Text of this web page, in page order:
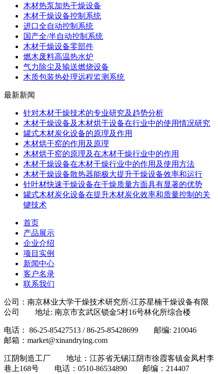
木材热泵加热干燥设备
木材干燥设备控制系统
进口全自动控制系统
国产全/半自动控制系统
木材干燥设备零部件
燃木废料高温热水炉
气力除尘及输送燃烧设备
木质包装热处理远程监测系统
最新新闻
针对木材干燥技术的专业研究及趋势分析
木材干燥设备及木材烘干设备在行业中的使用情况研究
罐式木材炭化设备的原理及作用
木材烘干窑的作用及原理
木材烘干窑的原理及在木材干燥行业中的作用
木材干燥设备在木材干燥行业中的作用及使用方法
木材干燥设备散热器能极大提升干燥设备效率和运行
针叶材快速干燥设备在干燥质量方面具有显著的优势
罐式木材炭化设备在提升木材炭化效率和质量控制的关
键技术
首页
产品展示
企业介绍
项目实例
新闻中心
客户名录
联系我们
公司：南京林业大学干燥技术研究所-江苏星楠干燥设备有限
公司 地址: 南京市玄武区锁金5村16号林化所综合楼
电话： 86-25-85427513 / 86-25-85428699 邮编: 210046
邮箱：market@xinandrying.com
江阴制造工厂 地址：江苏省无锡江阴市徐霞客镇金凤村李
巷上168号 电话：0510-86534890 邮编：214407